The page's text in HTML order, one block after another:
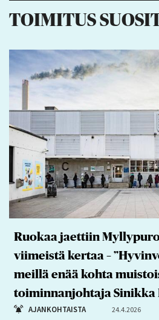
TOIMITUS
Ruokaa jaettiin
viimeistä kertaa –
meillä enää kohta
toiminnanjohtaja Sinikka
AJANKOHTAISTA 24.4.2026